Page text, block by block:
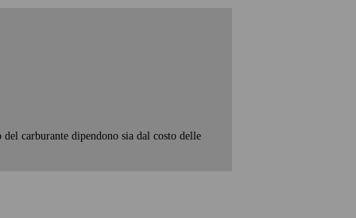
carburante dipendono sia dal costo delle